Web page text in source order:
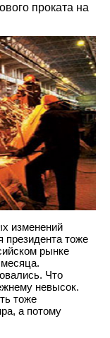
проката на
изменений
президента тоже
рынке
Что
невысок.
тоже
а потому